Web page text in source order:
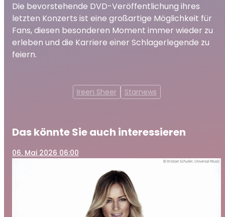
Die bevorstehende DVD-Veröffentlichung ihres
letzten Konzerts ist eine großartige Möglichkeit für
Fans, diesen besonderen Moment immer wieder zu
erleben und die Karriere einer Schlagerlegende zu
feiern.
Ireen Sheer Starnews
Das könnte Sie auch interessieren
06. Mai 2026 06:00